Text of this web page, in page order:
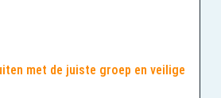
met de juiste groep en veilige